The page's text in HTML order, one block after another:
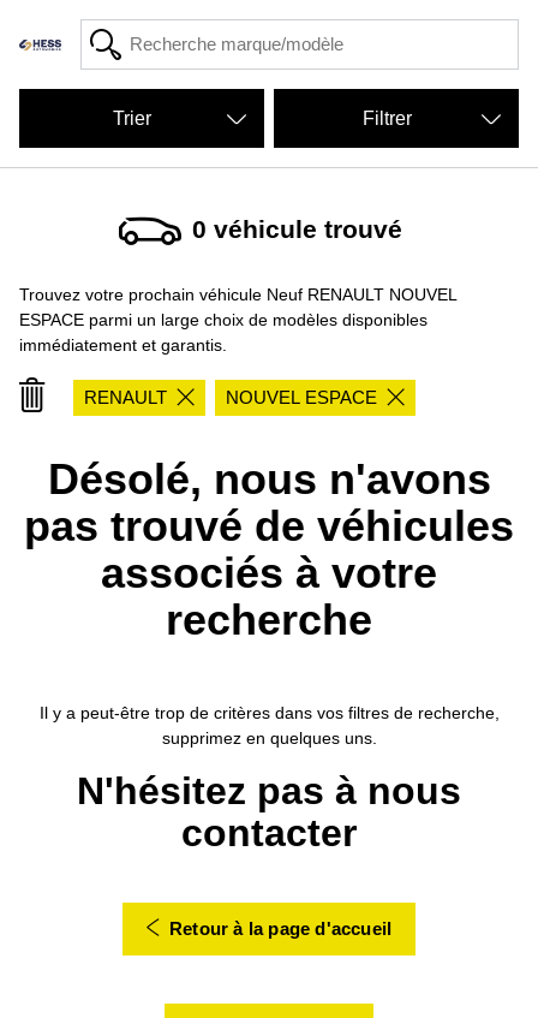
0 véhicule trouvé
Trouvez votre prochain véhicule Neuf RENAULT NOUVEL
ESPACE parmi un large choix de modèles disponibles
immédiatement et garantis.
RENAULT NOUVEL ESPACE
Filtrer
Désolé, nous n'avons
pas trouvé de véhicules
associés à votre
recherche
Il y a peut-être trop de critères dans vos filtres de recherche,
supprimez en quelques uns.
N'hésitez pas à nous
contacter
Retour à la page d'accueil